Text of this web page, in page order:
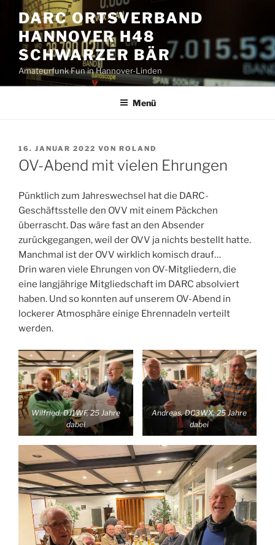
Inhalt
springen
DARC ORTSVERBAND
HANNOVER H48
SCHWARZER BÄR
Amateurfunk Fun in Hannover-Linden
Menü
VERÖFFENTLICHT
AM
16. JANUAR 2022 VON ROLAND
OV-Abend mit vielen Ehrungen
Pünktlich zum Jahreswechsel hat die DARC-
Geschäftsstelle den OVV mit einem Päckchen
überrascht. Das wäre fast an den Absender
zurückgegangen, weil der OVV ja nichts bestellt hatte.
Manchmal ist der OVV wirklich komisch drauf…
Drin waren viele Ehrungen von OV-Mitgliedern, die
eine langjährige Mitgliedschaft im DARC absolviert
haben. Und so konnten auf unserem OV-Abend in
lockerer Atmosphäre einige Ehrennadeln verteilt
werden.
Wilfried, DJ1WF, 25 Jahre
dabei
Andreas, DC3WX, 25 Jahre
dabei